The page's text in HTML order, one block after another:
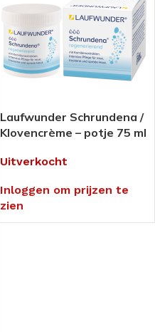
Laufwunder Schrundena /
Klovencrème – potje 75 ml
Uitverkocht
Inloggen om prijzen te
zien